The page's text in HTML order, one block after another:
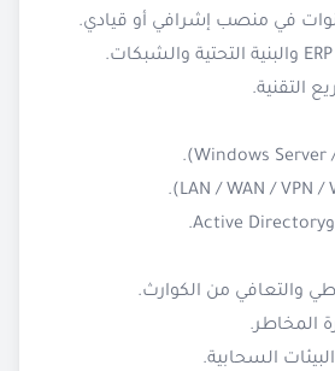
التقنية.
والتعافي من الكوارث.
المخاطر.
السحابية.